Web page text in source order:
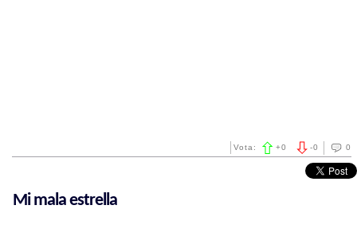
0
-0
Vota: +0
Mi mala estrella